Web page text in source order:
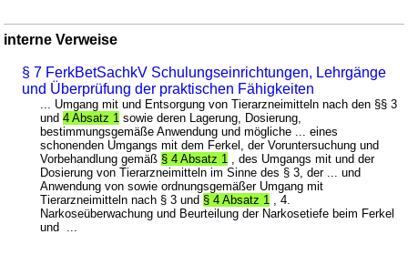
interne Verweise
§ 7 FerkBetSachkV Schulungseinrichtungen, Lehrgänge
und Überprüfung der praktischen Fähigkeiten
... Umgang mit und Entsorgung von Tierarzneimitteln nach den §§ 3
und4 Absatz 1 sowie deren Lagerung, Dosierung,
bestimmungsgemäße Anwendung und mögliche ... eines
schonenden Umgangs mit dem Ferkel, der Voruntersuchung und
Vorbehandlung gemäß § 4 Absatz 1
, des Umgangs mit und der
Dosierung von Tierarzneimitteln im Sinne des § 3, der ... und
Anwendung von sowie ordnungsgemäßer Umgang mit
Tierarzneimitteln nach § 3 und § 4 Absatz 1
, 4.
Narkoseüberwachung und Beurteilung der Narkosetiefe beim Ferkel
und ...